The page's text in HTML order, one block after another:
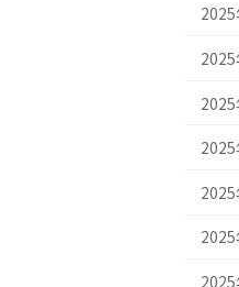
2025
2025
2025
2025
2025
2025
2025